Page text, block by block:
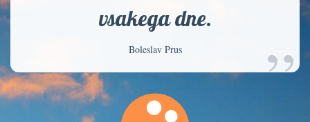
vsakega dne.
Boleslav Prus ”